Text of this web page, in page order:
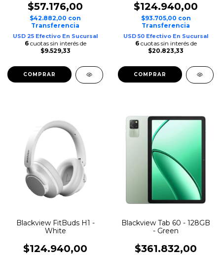
$57.176,00
$42.882,00 con
Transferencia
USD 25 Efectivo En Sucursal
6 cuotas sin interés de
$9.529,33
$124.940,00
$93.705,00 con
Transferencia
USD 50 Efectivo En Sucursal
6 cuotas sin interés de
$20.823,33
Blackview FitBuds H1 -
White
$124.940,00
Blackview Tab 60 - 128GB
- Green
$361.832,00